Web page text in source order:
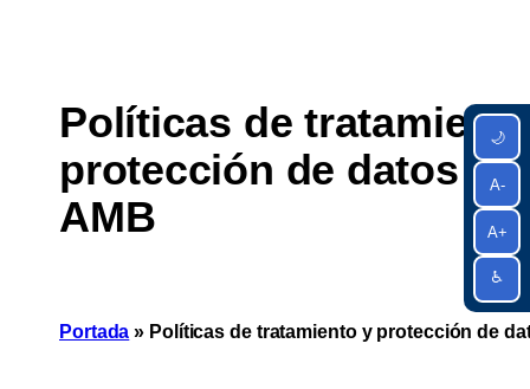
🌙
A-
A+
♿
Políticas de
protección de datos
AMB
Portada » Políticas de tratamiento y protección de